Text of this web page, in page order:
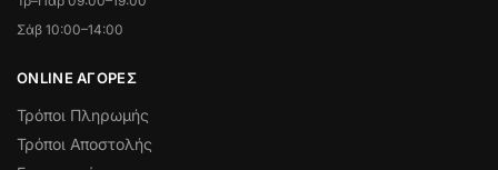
Σάβ 10:00–14:00
ONLINE ΑΓΟΡΕΣ
Τρόποι Πληρωμής
Τρόποι Αποστολής